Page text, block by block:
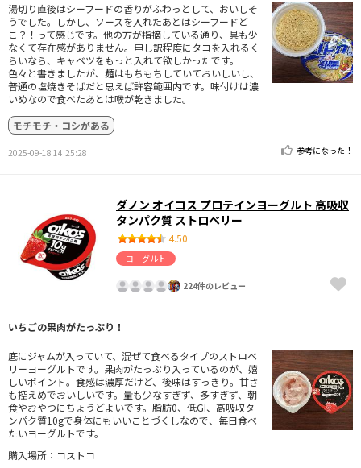
湯切り直後はシーフードの香りがふわっとして、おいしそ
うでした。しかし、ソースを入れたあとはシーフードど
こ？！って感じです。他の方が指摘している通り、具も少
なくて存在感がありません。申し訳程度にタコを入れるく
らいなら、キャベツをもっと入れて欲しかったです。
色々と書きましたが、麺はもちもちしていておいしいし、
普通の塩焼きそばだと思えば許容範囲内です。味付けは濃
いめなので食べたあとは喉が乾きました。
モチモチ・コシがある
2025-09-18 14:25:28 参考になった！
ダノン オイコス プロテインヨーグルト 高吸収
タンパク質 ストロベリー
4.50
ヨーグルト
224件のレビュー
いちごの果肉がたっぷり！
底にジャムが入っていて、混ぜて食べるタイプのストロベ
リーヨーグルトです。果肉がたっぷり入っているのが、嬉
しいポイント。食感は濃厚だけど、後味はすっきり。甘さ
も控えめでおいしいです。量も少なすぎず、多すぎず、朝
食やおやつにちょうどよいです。脂肪0、低GI、高吸収タ
ンパク質10gで身体にもいいことづくしなので、毎日食べ
たいヨーグルトです。
購入場所：コストコ